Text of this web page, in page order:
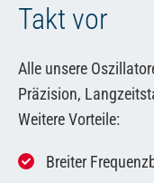
Takt vor
Alle unsere
Präzision,
Weitere Vorteile:
Breiter